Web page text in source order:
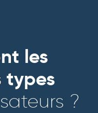
les
types
?